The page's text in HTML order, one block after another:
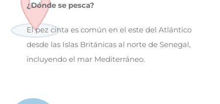
¿Dónde se pesca?
El pez cinta es común en el este del Atlántico
desde las Islas Británicas al norte de Senegal,
incluyendo el mar Mediterráneo.